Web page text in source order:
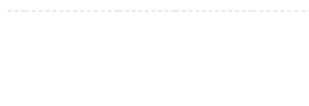
รายชื่อ
Naiyachon
2560